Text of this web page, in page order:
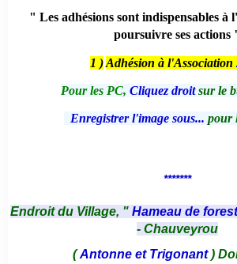
" Les adhésions sont indispensables à
poursuivre ses actions
1 ) Adhésion à l'Association
Pour les PC, Cliquez droitsur le
Enregistrer l'image sous... pour
*******
Endroit du Village, " Hameau de
- Chauveyrou
(Antonne et Trigonant)